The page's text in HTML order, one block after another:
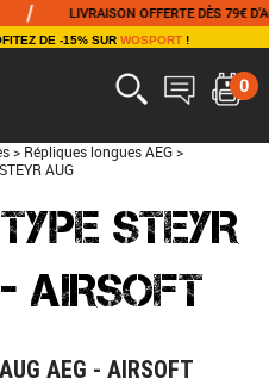
LIVRAISON OFFERTE DÈS 79€
DE -15% SUR WOSPORT!
0
> Répliques longues AEG >
AUG
STEYR
AIRSOFT
AEG - AIRSOFT